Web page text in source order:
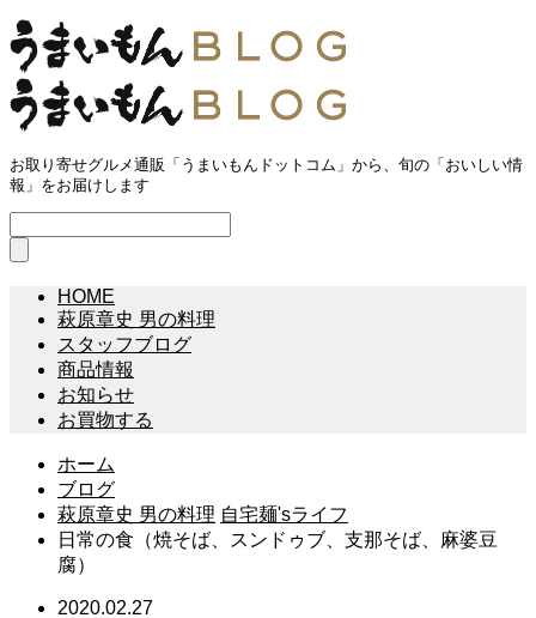
お取り寄せグルメ通販「うまいもんドットコム」から、旬の「おいしい情
報」をお届けします
HOME
萩原章史 男の料理
スタッフブログ
商品情報
お知らせ
お買物する
ホーム
ブログ
萩原章史 男の料理 自宅麺'sライフ
日常の食（焼そば、スンドゥブ、支那そば、麻婆豆
腐）
2020.02.27